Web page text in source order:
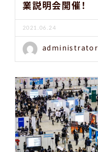
業説明会開催！
2021.06.24
administrator